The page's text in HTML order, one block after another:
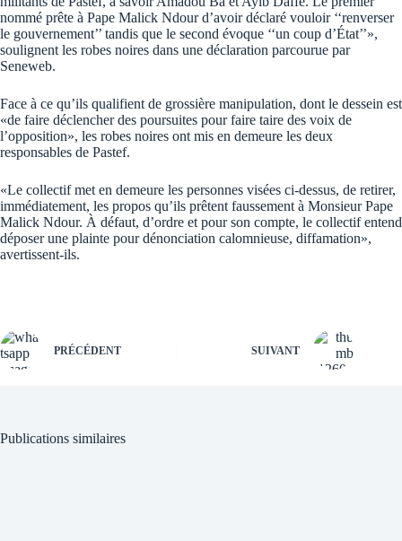
nommé prête à Pape Malick Ndour d’avoir déclaré vouloir ‘‘renverser
le gouvernement’’ tandis que le second évoque ‘‘un coup d’État’’»,
soulignent les robes noires dans une déclaration parcourue par
Seneweb.
Face à ce qu’ils qualifient de grossière manipulation, dont le dessein est
«de faire déclencher des poursuites pour faire taire des voix de
l’opposition», les robes noires ont mis en demeure les deux
responsables de Pastef.
«Le collectif met en demeure les personnes visées ci-dessus, de retirer,
immédiatement, les propos qu’ils prêtent faussement à Monsieur Pape
Malick Ndour. À défaut, d’ordre et pour son compte, le collectif entend
déposer une plainte pour dénonciation calomnieuse, diffamation»,
avertissent-ils.
PRÉCÉDENT SUIVANT
Publications similaires